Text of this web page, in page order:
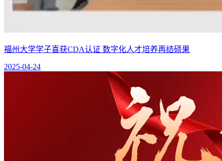
福州大学学子喜获CDA认证 数字化人才培养再结硕果
2025-04-24